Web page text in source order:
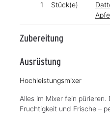
1 Stück(e)
Zubereitung
Ausrüstung
Hochleistungsmixer
Alles im Mixer fein pürieren.
Fruchtigkeit und Frische –